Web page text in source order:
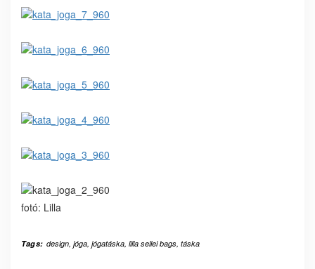
fotó: Lilla
Tags: design, jóga, jógatáska, lilla sellei bags, táska